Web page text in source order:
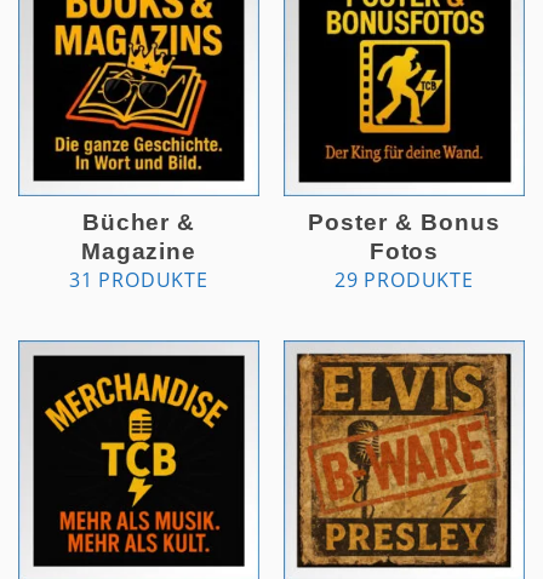
Bücher &
Magazine
31 PRODUKTE
Poster & Bonus
Fotos
29 PRODUKTE